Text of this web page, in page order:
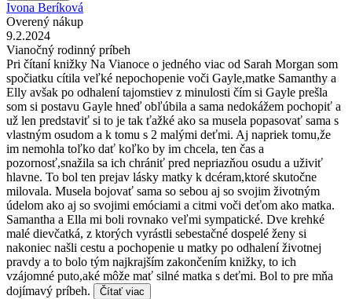
Ivona Beríková
Overený nákup
9.2.2024
Vianočný rodinný príbeh
Pri čítaní knižky Na Vianoce o jedného viac od Sarah Morgan som
spočiatku cítila veľké nepochopenie voči Gayle,matke Samanthy a
Elly avšak po odhalení tajomstiev z minulosti čím si Gayle prešla
som si postavu Gayle hneď obľúbila a sama nedokážem pochopiť a
už len predstaviť si to je tak ťažké ako sa musela popasovať sama s
vlastným osudom a k tomu s 2 malými deťmi. Aj napriek tomu,že
im nemohla toľko dať koľko by im chcela, ten čas a
pozornosť,snažila sa ich chrániť pred nepriazňou osudu a uživiť
hlavne. To bol ten prejav lásky matky k dcéram,ktoré skutočne
milovala. Musela bojovať sama so sebou aj so svojim životným
údelom ako aj so svojimi emóciami a citmi voči deťom ako matka.
Samantha a Ella mi boli rovnako veľmi sympatické. Dve krehké
malé dievčatká, z ktorých vyrástli sebestačné dospelé ženy si
nakoniec našli cestu a pochopenie u matky po odhalení životnej
pravdy a to bolo tým najkrajším zakončením knižky, to ich
vzájomné puto,aké môže mať silné matka s deťmi. Bol to pre mňa
dojímavý príbeh.
Čítať viac